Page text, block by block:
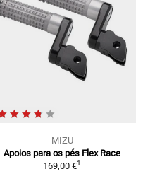
MIZU
Apoios para os pés Flex Race
169,00 €1